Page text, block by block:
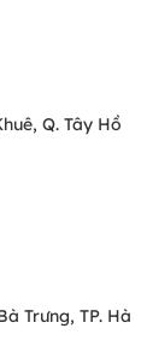
Q. Tây Hồ
Trưng, TP. Hà